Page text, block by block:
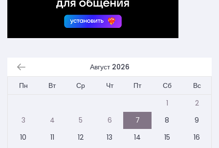
Август 2026
Пн
Вт Ср Чт Пт Сб
Вс
1
2
3
4 5 6 7 8
9
10
11 12 13 14 15
16